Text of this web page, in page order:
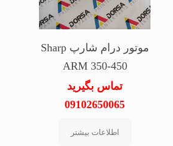
موتور درام شارپ Sharp
ARM 350-450
تماس بگیرید
09102650065
اطلاعات بیشتر